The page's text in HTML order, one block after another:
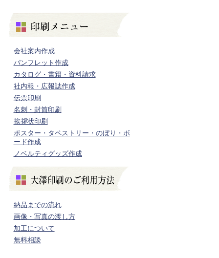
会社案内作成
パンフレット作成
カタログ・書籍・資料請求
社内報・広報誌作成
伝票印刷
名刺・封筒印刷
挨拶状印刷
ポスター・タペストリー・のぼり・ボ
ード作成
ノベルティグッズ作成
納品までの流れ
画像・写真の渡し方
加工について
無料相談